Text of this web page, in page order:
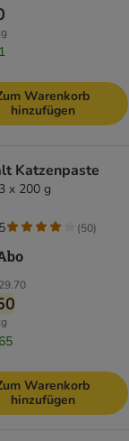
Warenkorb
hinzufügen
Katzenpaste
x 200 g
(50)
Warenkorb
hinzufügen